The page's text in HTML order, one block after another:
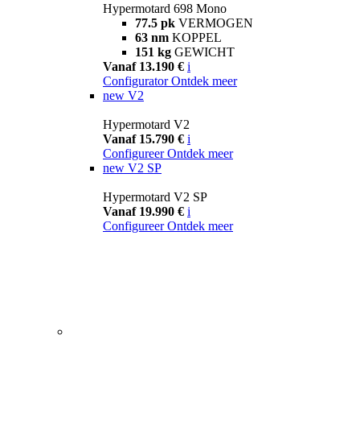
Hypermotard 698 Mono
77.5 pk VERMOGEN
63 nm KOPPEL
151 kg GEWICHT
Vanaf 13.190 € i
Configurator Ontdek meer
new V2
Hypermotard V2
Vanaf 15.790 € i
Configureer Ontdek meer
new V2 SP
Hypermotard V2 SP
Vanaf 19.990 € i
Configureer Ontdek meer